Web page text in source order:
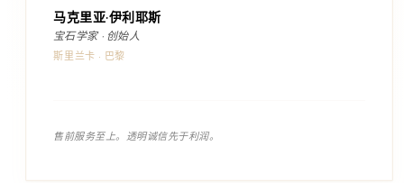
马克里亚·伊利耶斯
宝石学家 · 创始人
斯里兰卡 · 巴黎
售前服务至上。透明诚信先于利润。